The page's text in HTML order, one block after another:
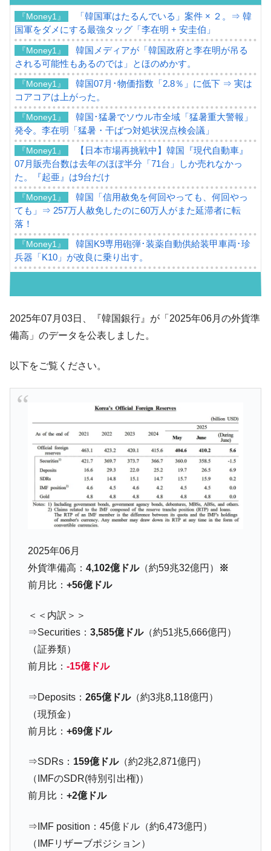
『Money1』
「韓国軍はたるんでいる」案件 × ２。⇒ 韓
国軍をダメにする最強タッグ「李在明 + 安圭伯」
『Money1』
韓国メディアが「韓国政府と李在明が吊る
される可能性もあるのでは」とほのめかす。
『Money1』
韓国07月･物価指数「2.8％」に低下 ⇒ 実は
コアコアは上がった。
『Money1』
韓国･猛暑でソウル市全域「猛暑重大警報」
発令。李在明「猛暑・干ばつ対処状況点検会議」
『Money1』
【日本市場再挑戦中】韓国『現代自動車』
07月販売台数は去年のほぼ半分「71台」しか売れなかっ
た。『起亜』は9台だけ
『Money1』
韓国「信用赦免を何回やっても、何回やっ
ても」⇒ 257万人赦免したのに60万人がまた延滞者に転
落！
『Money1』
韓国K9専用砲弾･装薬自動供給装甲車両･珍
兵器「K10」が改良に乗り出す。
韓国･李在明「青年層の雇用状況が悪い。せ
や、若者に起業させよう」⇒ どんな雇用対策だソレ。
ーにウソのデータを入力したのは明白だ」
韓国･李在明さっそく不動産対策で浅薄な発
言。
『Money1』
韓国は「中国と同じく」投資に不適格な国
『Money1』
『韓国銀行』が「金の保有量を増やしま
す」⇒「金を経由するドル入手」手段ではないのか？
『Money1』
韓国･外為取引量「1日当たり1,214.4億ド
ル」まで拡大 ⇒ 海外資金の動きに強く左右される状態
『Money1』
韓国･帰ってきた李在明。李在明を支持しな
い「50.5％」に上昇
『Money1』
韓国大統領府ボンクラ政策室長が告発され
た ⇒ 国家が行った恐るべき株価操作であり、空前の国政壟
『Money1』
韓国･警察職員が「丸刈りになって抗議活
『Money1』
中国だけが鉄鋼輸出を異常増加させる ⇒ 中
国の過剰生産が世界を蝕む。
『Money1』
韓国製造業「半導体絶好調」のウラで他業
『Money1』
【米韓激突案件】韓国消費者院が『クーパ
ン』1人当たり賠償10万ウォンを認定 ⇒ 総額3兆7,000億
『Money1』 韓国で猛暑。南東部では干ばつ
『Money1』
韓国型イージス搭載の次世代駆逐艦
「KDDX」1番艦、2032年竣工と公示
に韓国がいっちょがみしたのでは。
『Money1』 韓国政府『BYD』車への補助金を全廃 ⇒ 実
2025年07月03日、『韓国銀行』が「2025年06月の外貨準
備高」のデータを公表しました。
以下をご覧ください。
2025年06月
外貨準備高： 4,102億ドル（約59兆32億円）
※
前月比： +56億ドル
＜＜内訳＞＞
⇒Securities： 3,585億ドル（約51兆5,666億円）
（証券類）
前月比： -15億ドル
⇒Deposits： 265億ドル（約3兆8,118億円）
（現預金）
前月比： +69億ドル
⇒SDRs： 159億ドル（約2兆2,871億円）
（IMFのSDR(特別引出権)）
前月比： +2億ドル
⇒IMF position：45億ドル（約6,473億円）
（IMFリザーブポジション）